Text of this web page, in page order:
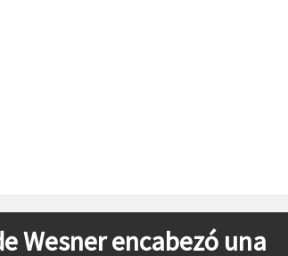
Wesner encabezó una